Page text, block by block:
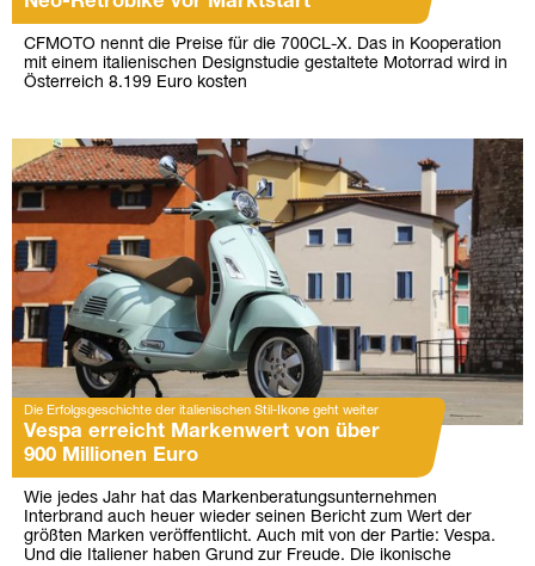
CFMOTO nennt die Preise für die 700CL-X. Das in Kooperation
mit einem italienischen Designstudie gestaltete Motorrad wird in
Österreich 8.199 Euro kosten
Die Erfolgsgeschichte der italienischen Stil-Ikone geht weiter
Vespa erreicht Markenwert von über
900 Millionen Euro
Wie jedes Jahr hat das Markenberatungsunternehmen
Interbrand auch heuer wieder seinen Bericht zum Wert der
größten Marken veröffentlicht. Auch mit von der Partie: Vespa.
Und die Italiener haben Grund zur Freude. Die ikonische